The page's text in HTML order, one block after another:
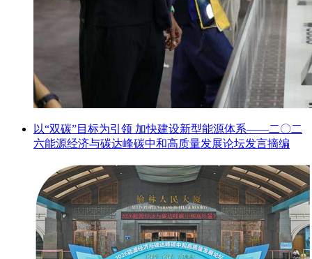
以“双碳”目标为引领 加快建设新型能源体系——二〇二
六能源经济与碳达峰碳中和高质量发展论坛发言摘编